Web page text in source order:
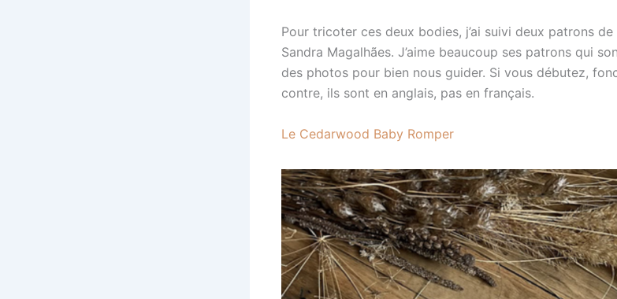
Pour tricoter ces deux bodies, j’ai suivi deux patrons de
Sandra Magalhães. J’aime beaucoup ses patrons qui
des photos pour bien nous guider. Si vous débutez,
contre, ils sont en anglais, pas en français.
Le Cedarwood Baby Romper